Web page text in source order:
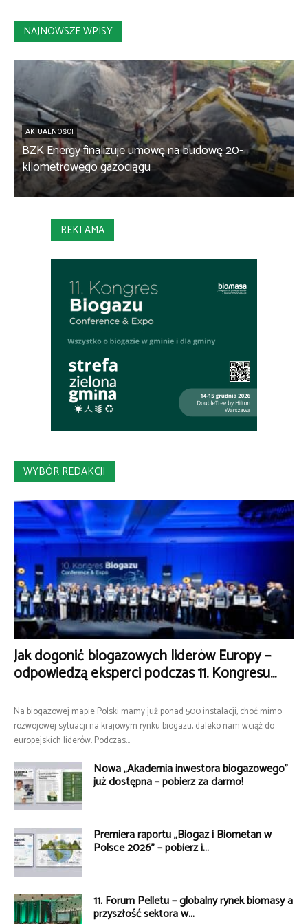
NAJNOWSZE WPISY
AKTUALNOŚCI
BZK Energy finalizuje umowę na budowę 20-
kilometrowego gazociągu
REKLAMA
WYBÓR REDAKCJI
Jak dogonić biogazowych liderów Europy –
odpowiedzą eksperci podczas 11. Kongresu...
Na biogazowej mapie Polski mamy już ponad 500 instalacji, choć mimo
rozwojowej sytuacji na krajowym rynku biogazu, daleko nam wciąż do
europejskich liderów. Podczas...
Nowa „Akademia inwestora biogazowego”
już dostępna – pobierz za darmo!
Premiera raportu „Biogaz i Biometan w
Polsce 2026” – pobierz i...
11. Forum Pelletu – globalny rynek biomasy a
przyszłość sektora w...